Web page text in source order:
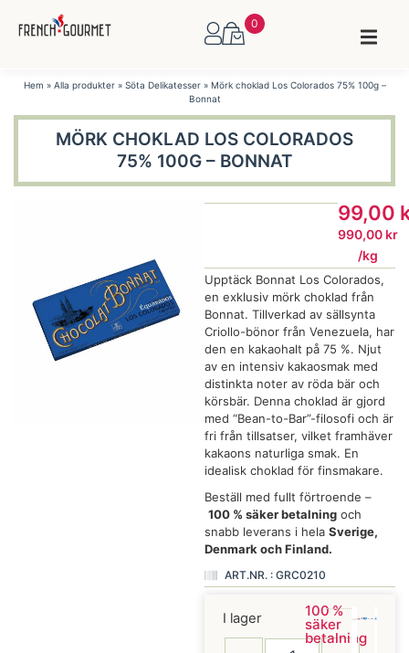
0
Hem » Alla produkter» Söta Delikatesser» Mörk choklad Los Colorados 75% 100g –
Bonnat
MÖRK CHOKLAD LOS COLORADOS
75% 100G – BONNAT
99,00
990,00 kr
/kg
Upptäck Bonnat Los Colorados,
en exklusiv mörk choklad från
Bonnat. Tillverkad av sällsynta
Criollo-bönor från Venezuela, har
den en kakaohalt på 75 %. Njut
av en intensiv kakaosmak med
distinkta noter av röda bär och
körsbär. Denna choklad är gjord
med “Bean-to-Bar”-filosofi och är
fri från tillsatser, vilket framhäver
kakaons naturliga smak. En
idealisk choklad för finsmakare.
Beställ med fullt förtroende –
100 % säker betalning och
snabb leverans i hela Sverige,
Denmark och Finland.
ART.NR. : GRC0210
I lager 100 %
säker
betalning